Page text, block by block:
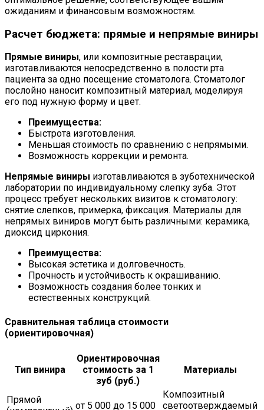
ожиданиям и финансовым возможностям.
Расчет бюджета: прямые и непрямые виниры
Прямые виниры, или композитные реставрации,
изготавливаются непосредственно в полости рта
пациента за одно посещение стоматолога. Стоматолог
послойно наносит композитный материал, моделируя
его под нужную форму и цвет.
Преимущества:
Быстрота изготовления.
Меньшая стоимость по сравнению с непрямыми.
Возможность коррекции и ремонта.
Непрямые виниры изготавливаются в зуботехнической
лаборатории по индивидуальному слепку зуба. Этот
процесс требует нескольких визитов к стоматологу:
снятие слепков, примерка, фиксация. Материалы для
непрямых виниров могут быть различными: керамика,
диоксид циркония.
Преимущества:
Высокая эстетика и долговечность.
Прочность и устойчивость к окрашиванию.
Возможность создания более тонких и
естественных конструкций.
Сравнительная таблица стоимости
(ориентировочная)
Тип винира
Ориентировочная
стоимость за 1
зуб (руб.)
Материалы
Прямой
от 5 000 до 15 000
Композитный
светоотверждаемый